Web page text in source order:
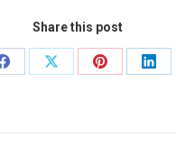
Share this post
Share
Share
Share
Share